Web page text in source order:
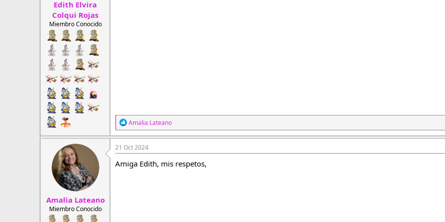
Edith Elvira
Colqui Rojas
Miembro Conocido
R
e
a
c
c
i
o
Amalia Lateano
Amalia Lateano
Miembro Conocido
21 Oct 2024
Amiga Edith, mis respetos,